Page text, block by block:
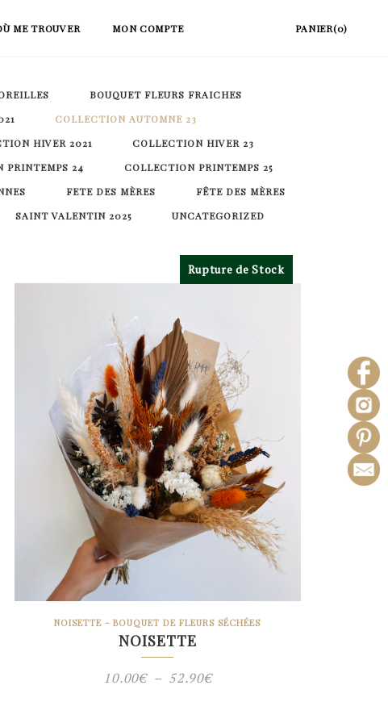
ME TROUVER MON COMPTE PANIER(0)
BOUQUET FLEURS FRAICHES
COLLECTION AUTOMNE 23
HIVER 2021
COLLECTION HIVER 23
PRINTEMPS 24
COLLECTION PRINTEMPS 25
FETE DES MÈRES
FÊTE DES MÈRES
SAINT VALENTIN 2025 UNCATEGORIZED
Rupture de Stock
NOISETTE - BOUQUET DE FLEURS SÉCHÉES
NOISETTE
10.00€ – 52.90€Plage